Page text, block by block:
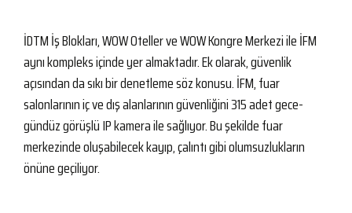
İDTM İş Blokları, WOW Oteller ve WOW Kongre Merkezi ile İFM
aynı kompleks içinde yer almaktadır. Ek olarak, güvenlik
açısından da sıkı bir denetleme söz konusu. İFM, fuar
salonlarının iç ve dış alanlarının güvenliğini 315 adet gece-
gündüz görüşlü IP kamera ile sağlıyor. Bu şekilde fuar
merkezinde oluşabilecek kayıp, çalıntı gibi olumsuzlukların
önüne geçiliyor.